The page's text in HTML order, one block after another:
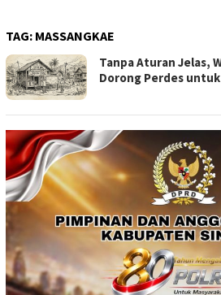
TAG: MASSANGKAE
Tanpa Aturan Jelas,
Dorong Perdes